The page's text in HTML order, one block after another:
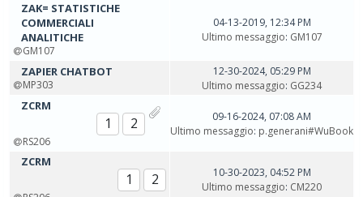
ZAK= STATISTICHE
COMMERCIALI
ANALITICHE
GM107
04-13-2019, 12:34 PM
Ultimo messaggio: GM107
ZAPIER CHATBOT
MP303
12-30-2024, 05:29 PM
Ultimo messaggio: GG234
ZCRM
1 2
RS206
09-16-2024, 07:08 AM
Ultimo messaggio: p.generani#WuBook
ZCRM
1 2
10-30-2023, 04:52 PM
Ultimo messaggio: CM220